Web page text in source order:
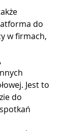
do
w firmach,
Jest to
do